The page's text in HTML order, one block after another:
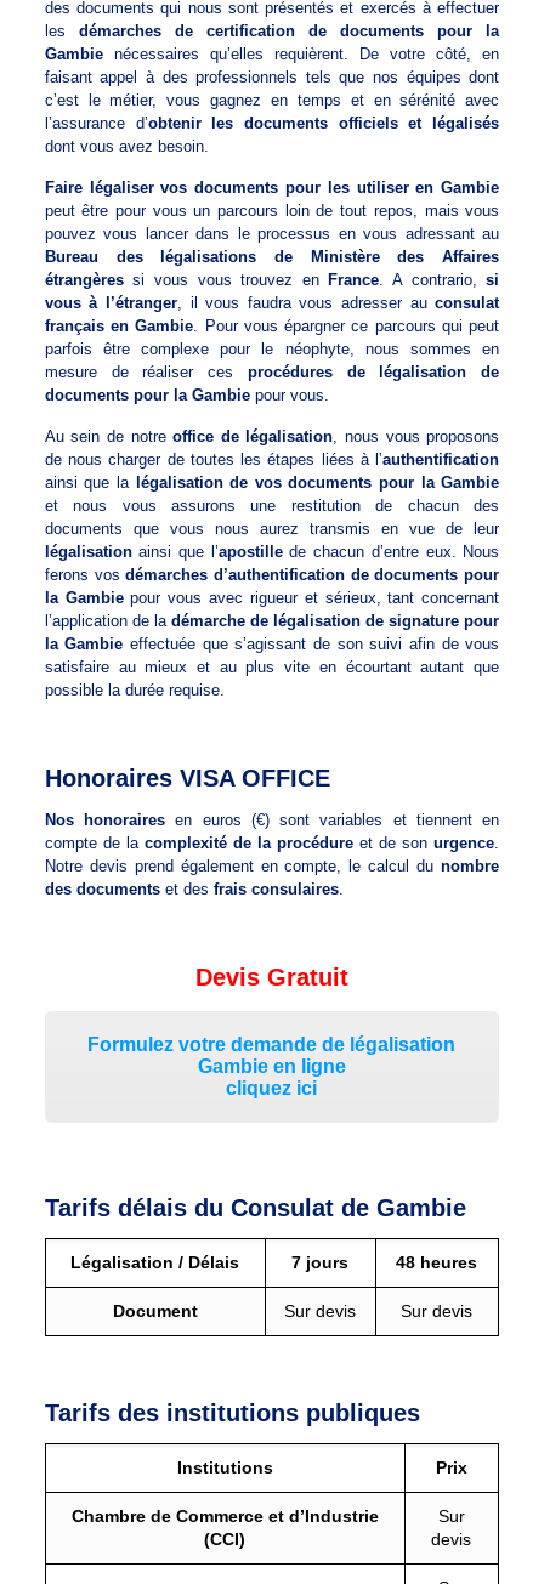
des documents qui nous sont présentés et exercés à effectuer
les démarches de certification de documents pour la
Gambienécessaires qu’elles requièrent. De votre côté, en
faisant appel à des professionnels tels que nos équipes dont
c’est le métier, vous gagnez en temps et en sérénité avec
l’assurance d’obtenir les documents officiels et légalisés
dont vous avez besoin.
Faire légaliser vos documents pour les utiliser en Gambie
peut être pour vous un parcours loin de tout repos, mais vous
pouvez vous lancer dans le processus en vous adressant au
Bureau des légalisations de Ministère des Affaires
étrangèressi vous vous trouvez en France. A contrario,si
vous à l’étranger, il vous faudra vous adresser auconsulat
français en Gambie. Pour vous épargner ce parcours qui peut
parfois être complexe pour le néophyte, nous sommes en
mesure de réaliser ces procédures de légalisation de
documents pour la Gambiepour vous.
Au sein de notreoffice de légalisation, nous vous proposons
de nous charger de toutes les étapes liées à l’authentification
ainsi que la légalisation de vos documents pour la Gambie
et nous vous assurons une restitution de chacun des
documents que vous nous aurez transmis en vue de leur
légalisationainsi que l’apostillede chacun d’entre eux. Nous
ferons vosdémarches d’authentification de documents pour
la Gambiepour vous avec rigueur et sérieux, tant concernant
l’application de la démarche de légalisation de signature pour
la Gambie effectuée que s’agissant de son suivi afin de vous
satisfaire au mieux et au plus vite en écourtant autant que
possible la durée requise.
Honoraires VISA OFFICE
Nos honoraires en euros (€) sont variables et tiennent en
compte de la complexité de la procédure et de sonurgence.
Notre devis prend également en compte, le calcul dunombre
des documents et des frais consulaires.
Devis Gratuit
Formulez votre demande de légalisation
Gambie en ligne
cliquez ici
Tarifs délais du Consulat de Gambie
Légalisation / Délais 7 jours 48 heures
Document Sur devis Sur devis
Tarifs des institutions publiques
Institutions Prix
Chambre de Commerce et d’Industrie
(CCI)
Sur
devis